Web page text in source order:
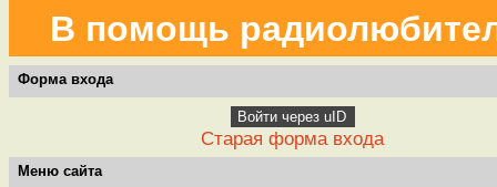
В помощь
Форма входа
Войти через uID
Старая форма входа
Меню сайта